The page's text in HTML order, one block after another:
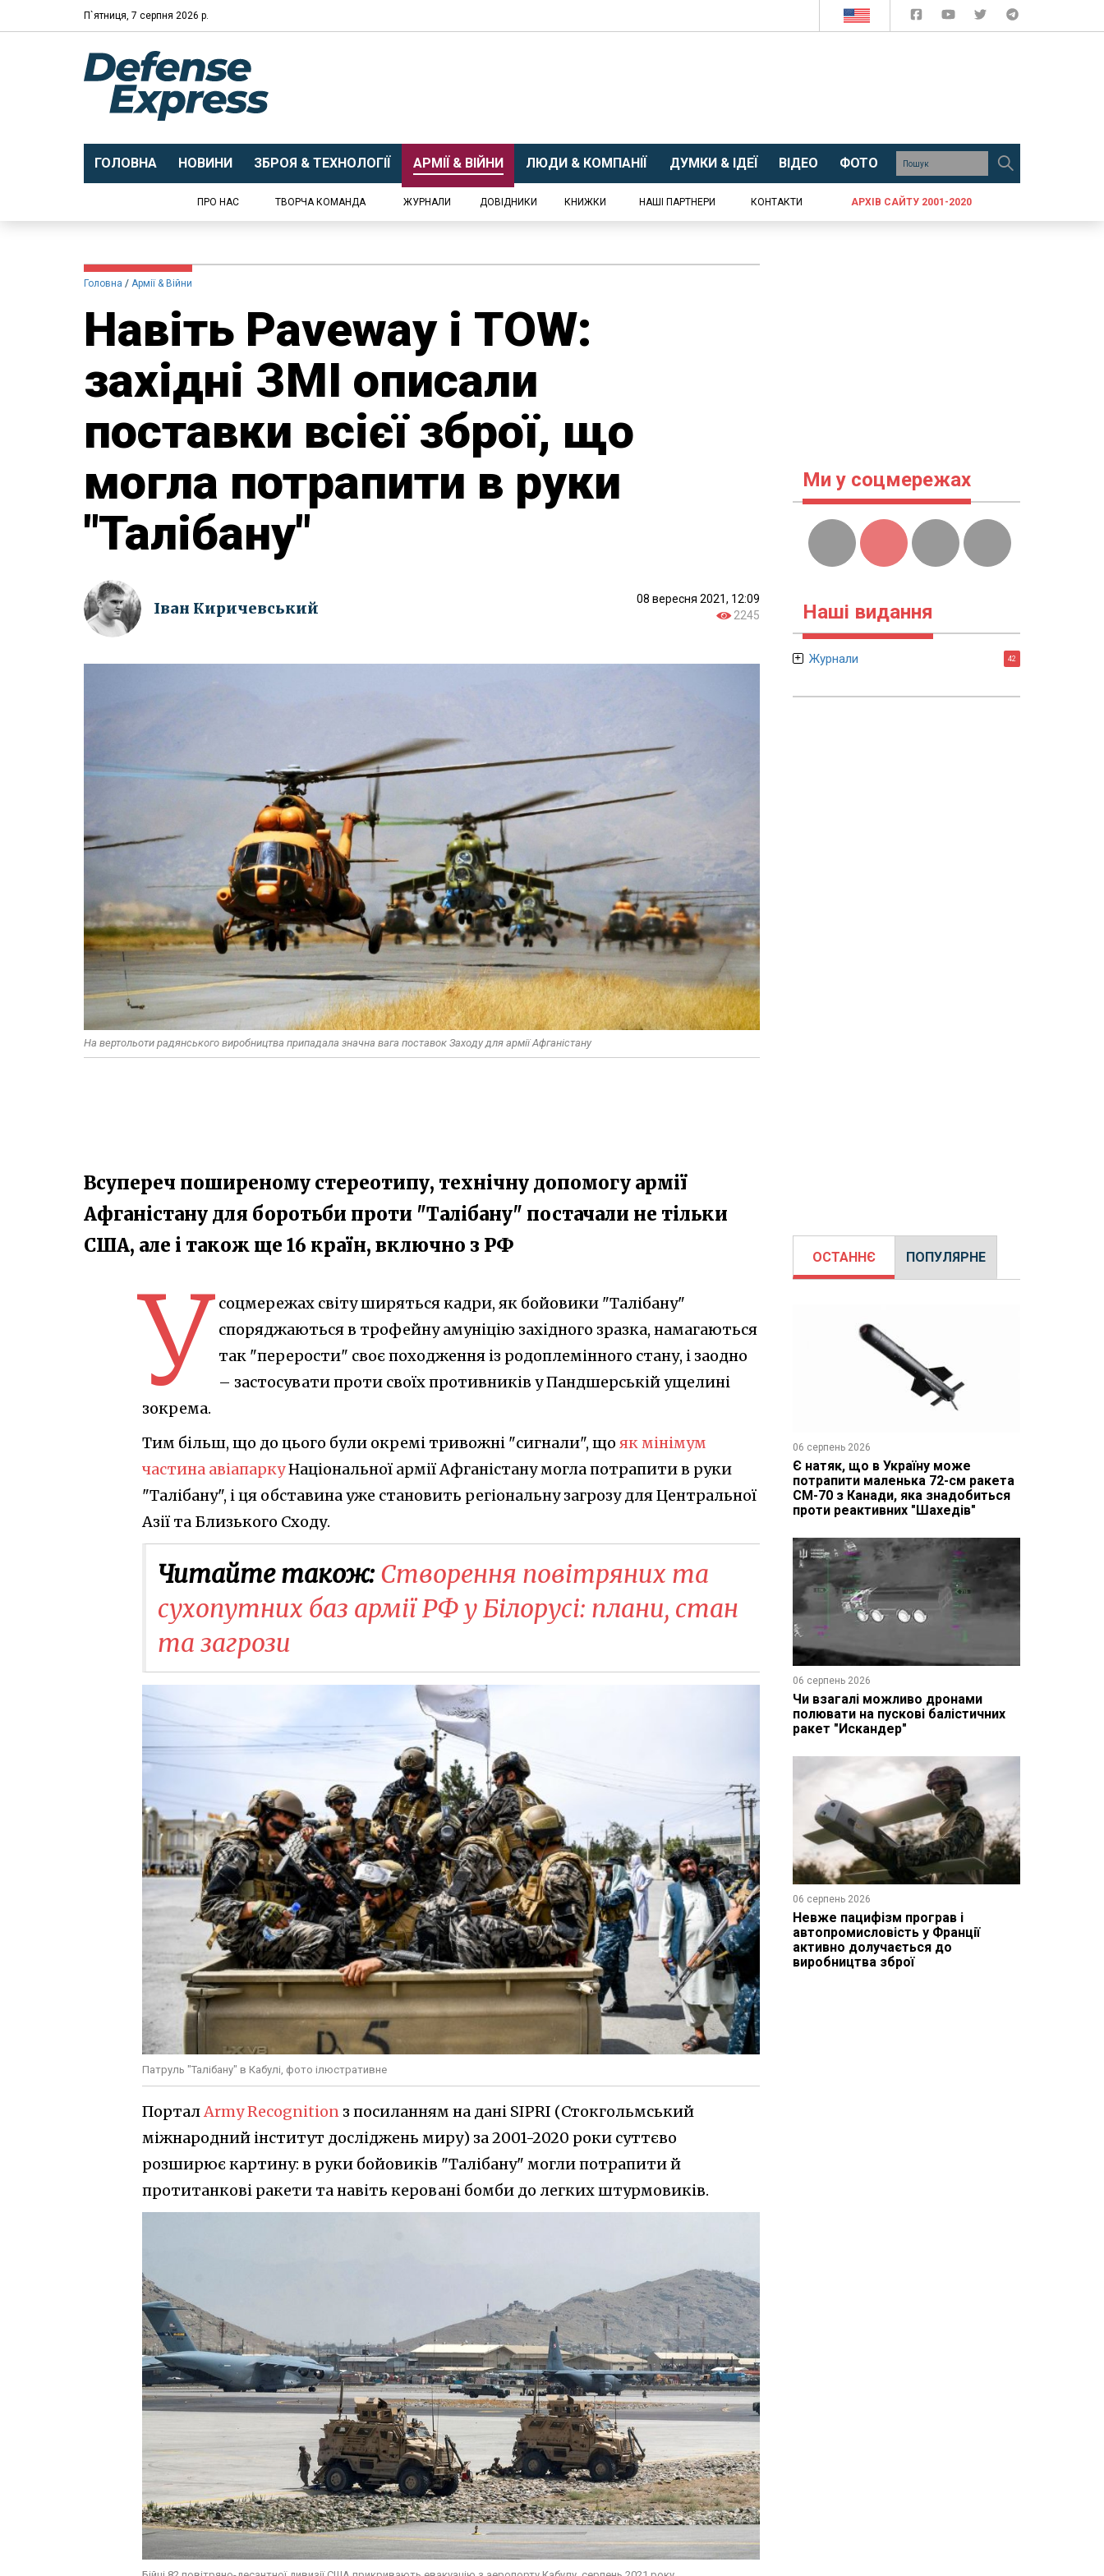
П`ятниця, 7 серпня 2026 р.
ГОЛОВНА НОВИНИ ЗБРОЯ & ТЕХНОЛОГІЇ АРМІЇ & ВІЙНИ ЛЮДИ & КОМПАНІЇ ДУМКИ & ІДЕЇ ВІДЕО ФОТО
ПРО НАС ТВОРЧА КОМАНДА ЖУРНАЛИ ДОВІДНИКИ КНИЖКИ НАШІ ПАРТНЕРИ КОНТАКТИ АРХІВ САЙТУ 2001-2020
Головна Армії & Війни
Навіть Paveway і TOW:
західні ЗМІ описали
поставки всієї зброї, що
могла потрапити в руки
"Талібану"
Іван Киричевський
08 вересня 2021, 12:09
2245
На вертольоти радянського виробництва припадала значна вага поставок Заходу для армії Афганістану
Всупереч поширеному стереотипу, технічну допомогу армії
Афганістану для боротьби проти "Талібану" постачали не тільки
США, але і також ще 16 країн, включно з РФ
У соцмережах світу ширяться кадри, як бойовики "Талібану"
споряджаються в трофейну амуніцію західного зразка, намагаються
так "перерости" своє походження із родоплемінного стану, і заодно
– застосувати проти своїх противників у Пандшерській ущелині
зокрема.
Тим більш, що до цього були окремі тривожні "сигнали", що як мінімум
частина авіапаркуНаціональної армії Афганістану могла потрапити в руки
"Талібану", і ця обставина уже становить регіональну загрозу для Центральної
Азії та Близького Сходу.
Читайте також: Створення повітряних та
сухопутних баз армії РФ у Білорусі: плани, стан
та загрози
Патруль "Талібану" в Кабулі, фото ілюстративне
ПорталArmy Recognition з посиланням на дані SIPRI (Стокгольмський
міжнародний інститут досліджень миру) за 2001-2020 роки суттєво
розширює картину: в руки бойовиків "Талібану" могли потрапити й
протитанкові ракети та навіть керовані бомби до легких штурмовиків.
Ми у соцмережах
Наші видання
Журнали 42
ОСТАННЄ ПОПУЛЯРНЕ
06 серпень 2026
Є натяк, що в Україну може
потрапити маленька 72-см ракета
CM-70 з Канади, яка знадобиться
проти реактивних "Шахедів"
06 серпень 2026
Чи взагалі можливо дронами
полювати на пускові балістичних
ракет "Искандер"
06 серпень 2026
Невже пацифізм програв і
автопромисловість у Франції
активно долучається до
виробництва зброї